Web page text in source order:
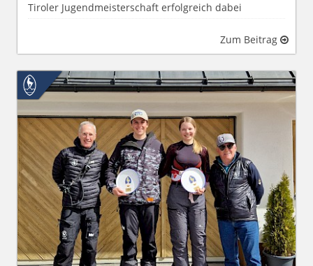
Tiroler Jugendmeisterschaft erfolgreich dabei
Zum Beitrag